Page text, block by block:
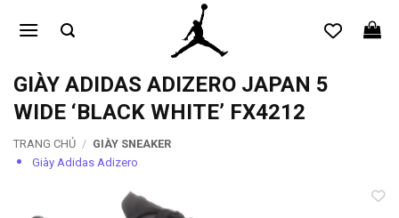
qua
dungGIÀY ADIDAS ADIZERO JAPAN 5
WIDE ‘BLACK WHITE’ FX4212
TRANG CHỦ / GIÀY SNEAKER
Giày Adidas Adizero